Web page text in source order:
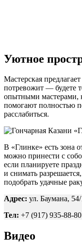
Уютное
Мастерская
потревожит — будете
опытными мастерами,
помогают полностью
расслабиться.
В «Глинке» есть зона
можно принести с
если планируете
и снимать
подобрать удачные
Адрес: ул. Баумана,
Тел: +7 (917) 935-88-80
Видео